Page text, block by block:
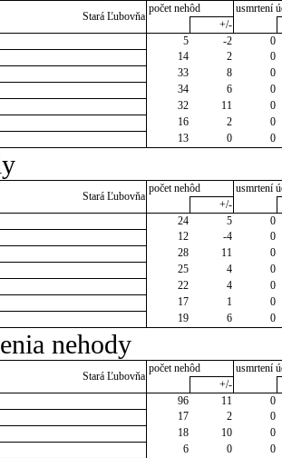
Stará Ľubovňa
počet nehôd
usmrtení
+/-
5 -2
0
14 2
0
33 8
0
34 6
0
32 11
0
16 2
0
13 0 0
Stará Ľubovňa
počet nehôd
usmrtení
+/-
24 5
0
12 -4
0
28 11
0
25 4
0
22 4
0
17 1
0
19 6 0
nehody
Stará Ľubovňa
počet nehôd
usmrtení
+/-
96 11
0
17 2
0
18 10
0
6 0
0